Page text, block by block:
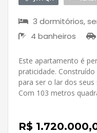
3 dormitórios,
4 banheiros
Este apartamento é
praticidade.
para ser o lar dos
Com 103 metros
R$